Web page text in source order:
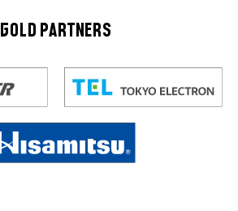
GOLD PARTNERS